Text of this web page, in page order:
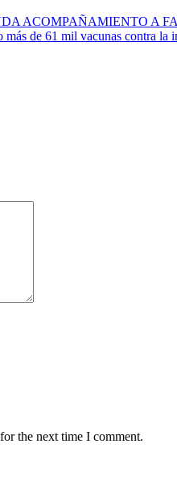
ACOMPAÑAMIENTO A
más de 61 mil vacunas contra
the next time I comment.